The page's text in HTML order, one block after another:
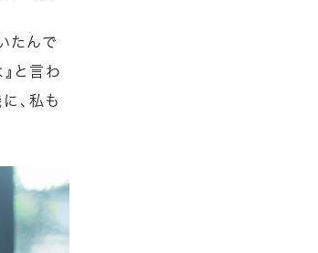
たんで
と言わ
、私も